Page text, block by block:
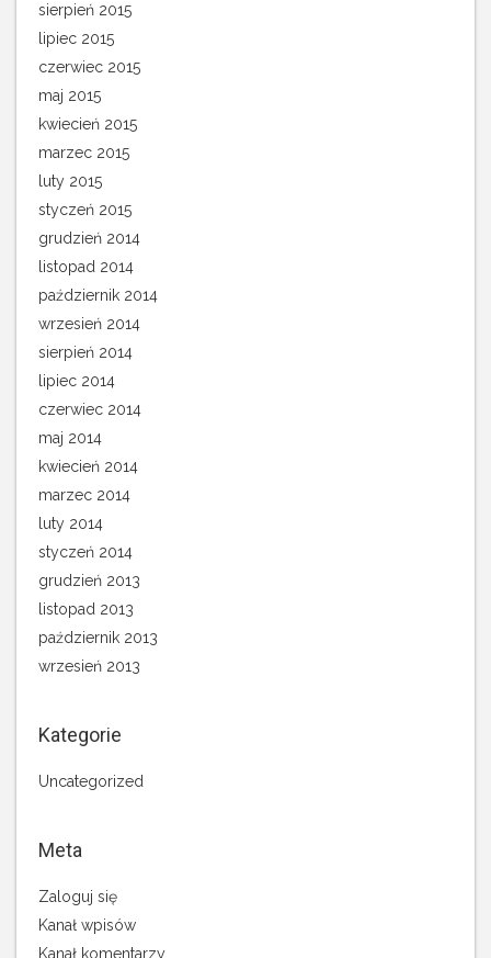
sierpień 2015
lipiec 2015
czerwiec 2015
maj 2015
kwiecień 2015
marzec 2015
luty 2015
styczeń 2015
grudzień 2014
listopad 2014
październik 2014
wrzesień 2014
sierpień 2014
lipiec 2014
czerwiec 2014
maj 2014
kwiecień 2014
marzec 2014
luty 2014
styczeń 2014
grudzień 2013
listopad 2013
październik 2013
wrzesień 2013
Kategorie
Uncategorized
Meta
Zaloguj się
Kanał wpisów
Kanał komentarzy